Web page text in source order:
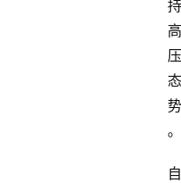
持
高
压
态
势
。
自